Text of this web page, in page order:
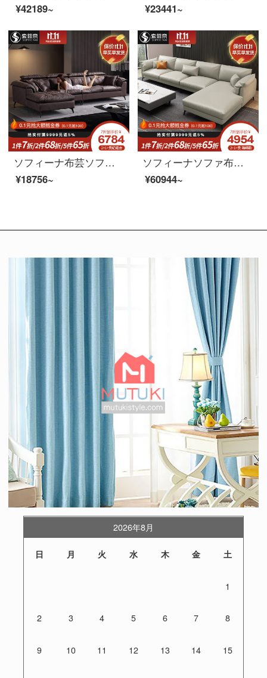
¥42189~
¥23441~
ソフィーナ布芸ソファー技術布無料ソファー現代簡単客間セットソフトラテックス布芸軽奢北欧極簡単沙発単人位
¥18756~
ソフィーナソファ布芸ソファー北欧科技布ソファー客間の組み合わせは簡単で現代的な小型住宅型の回転角が布芸ソファ2+1+貴妃ラテックスのタイプを分解して洗うことができます。
¥60944~
2026年8月
日 月 火 水 木 金 土
1
2 3 4 5 6 7 8
9 10 11 12 13 14 15